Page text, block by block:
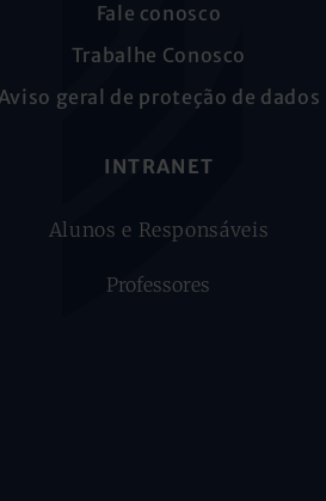
Fale conosco
Trabalhe Conosco
geral de proteção de dados
INTRANET
Alunos e Responsáveis
Professores